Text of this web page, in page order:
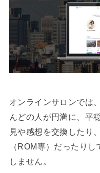
オンラインサロンでは
んどの人が円満に、平
見や感想を交換したり
（ROM専）だったり
しません。